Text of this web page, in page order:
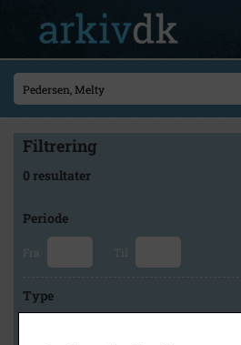
Filtrering
0 resultater
Periode
Fra Til
Type